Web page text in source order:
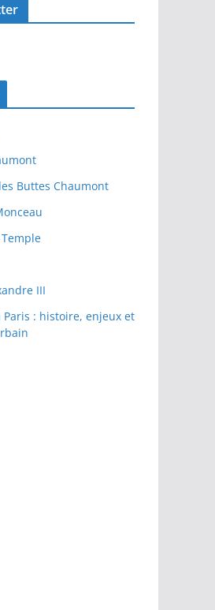
Buttes Chaumont
III
Paris : histoire, enjeux et